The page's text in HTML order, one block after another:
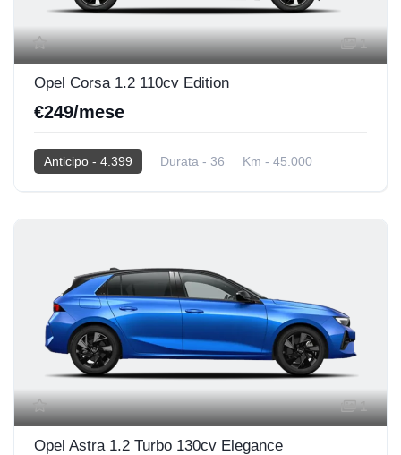
1
Opel Corsa 1.2 110cv Edition
€249/mese
Anticipo - 4.399 Durata - 36
Km - 45.000
1
Opel Astra 1.2 Turbo 130cv Elegance